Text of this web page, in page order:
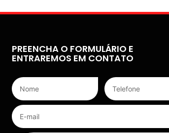
PREENCHA O FORMULÁRIO E
ENTRAREMOS EM CONTATO